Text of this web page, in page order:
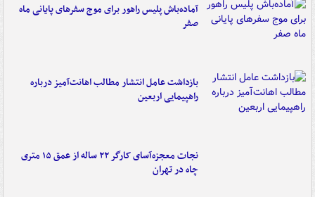
آماده‌باش پلیس راهور برای موج سفرهای پایانی ماه
صفر
بازداشت عامل انتشار مطالب اهانت‌آمیز درباره
راهپیمایی اربعین
نجات معجزه‌آسای کارگر ۲۲ ساله از عمق ۱۵ متری
چاه در تهران